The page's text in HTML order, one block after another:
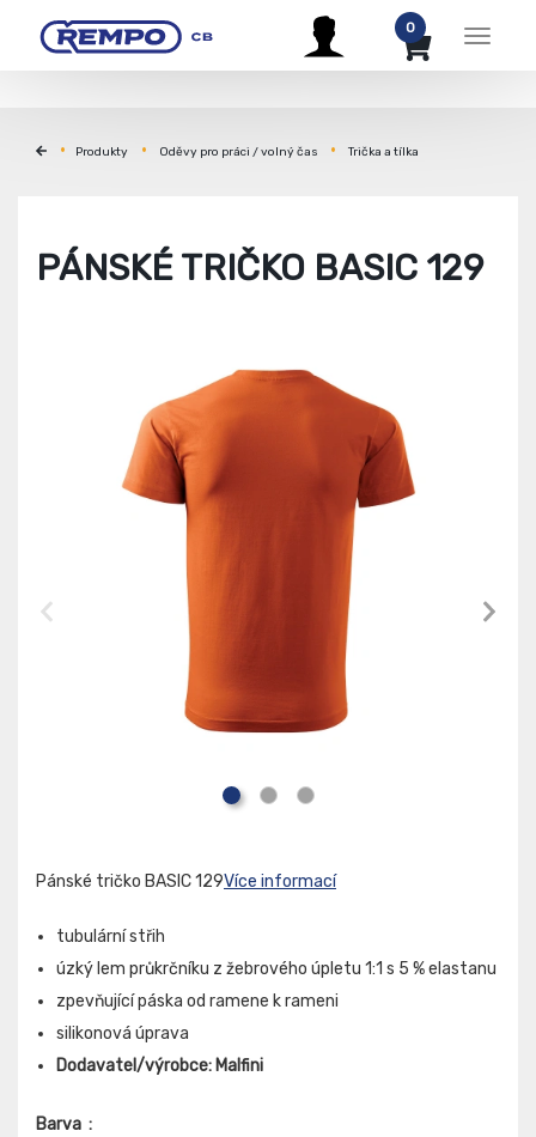
Menu
0
Produkty Oděvy pro práci / volný čas Trička a tílka
PÁNSKÉ TRIČKO BASIC 129
Pánské tričko BASIC 129Více informací
tubulární střih
úzký lem průkrčníku z žebrového úpletu 1:1 s 5 % elastanu
zpevňující páska od ramene k rameni
silikonová úprava
Dodavatel/výrobce: Malfini
Barva :